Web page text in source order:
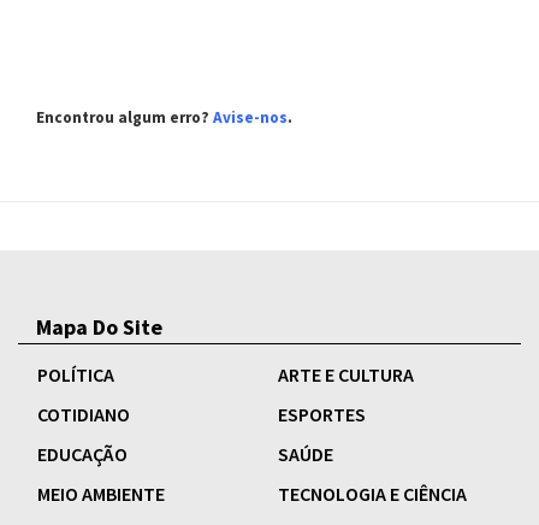
Encontrou algum erro? Avise-nos.
Mapa Do Site
POLÍTICA
ARTE E CULTURA
COTIDIANO
ESPORTES
EDUCAÇÃO
SAÚDE
MEIO AMBIENTE
TECNOLOGIA E CIÊNCIA